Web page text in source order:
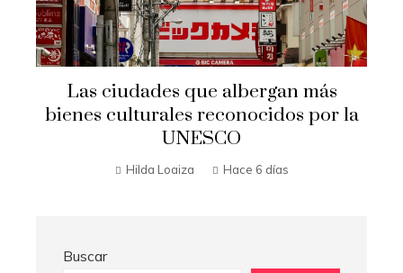
Las ciudades que albergan más
bienes culturales reconocidos por la
UNESCO
Hilda Loaiza Hace 6 días
Buscar